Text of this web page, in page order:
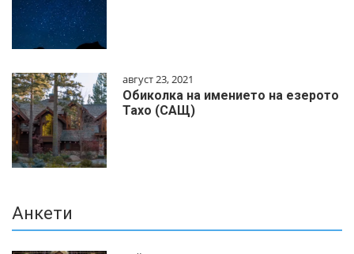
август 23, 2021
Обиколка на имението на езерото
Тахо (САЩ)
Анкети